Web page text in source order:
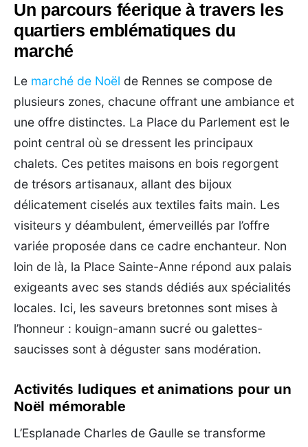
Un parcours féerique à travers les
quartiers emblématiques du
marché
Le marché de Noël de Rennes se compose de
plusieurs zones, chacune offrant une ambiance et
une offre distinctes. La Place du Parlement est le
point central où se dressent les principaux
chalets. Ces petites maisons en bois regorgent
de trésors artisanaux, allant des bijoux
délicatement ciselés aux textiles faits main. Les
visiteurs y déambulent, émerveillés par l’offre
variée proposée dans ce cadre enchanteur. Non
loin de là, la Place Sainte-Anne répond aux palais
exigeants avec ses stands dédiés aux spécialités
locales. Ici, les saveurs bretonnes sont mises à
l’honneur : kouign-amann sucré ou galettes-
saucisses sont à déguster sans modération.
Activités ludiques et animations pour un
Noël mémorable
L’Esplanade Charles de Gaulle se transforme